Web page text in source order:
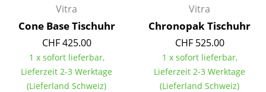
Doppelbetten
Einzelbetten
Stapelbetten
Vitra
Cone Base Tischuhr
CHF 425.00
1 x sofort lieferbar,
Lieferzeit 2-3 Werktage
(Lieferland Schweiz)
Vitra
Chronopak Tischuhr
CHF 525.00
1 x sofort lieferbar,
Lieferzeit 2-3 Werktage
(Lieferland Schweiz)